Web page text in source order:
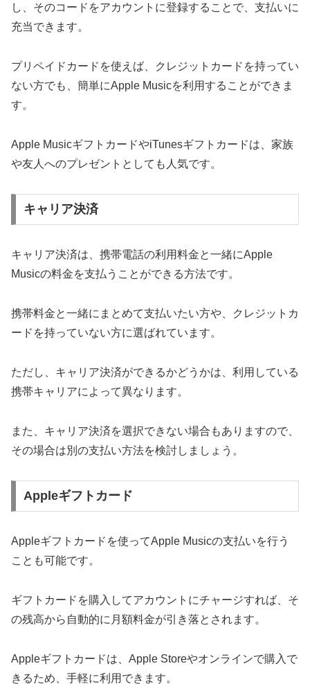
し、そのコードをアカウントに登録することで、支払いに
充当できます。
プリペイドカードを使えば、クレジットカードを持ってい
ない方でも、簡単にApple Musicを利用することができま
す。
Apple MusicギフトカードやiTunesギフトカードは、家族
や友人へのプレゼントとしても人気です。
キャリア決済
キャリア決済は、携帯電話の利用料金と一緒にApple
Musicの料金を支払うことができる方法です。
携帯料金と一緒にまとめて支払いたい方や、クレジットカ
ードを持っていない方に選ばれています。
ただし、キャリア決済ができるかどうかは、利用している
携帯キャリアによって異なります。
また、キャリア決済を選択できない場合もありますので、
その場合は別の支払い方法を検討しましょう。
Appleギフトカード
Appleギフトカードを使ってApple Musicの支払いを行う
ことも可能です。
ギフトカードを購入してアカウントにチャージすれば、そ
の残高から自動的に月額料金が引き落とされます。
Appleギフトカードは、Apple Storeやオンラインで購入で
きるため、手軽に利用できます。